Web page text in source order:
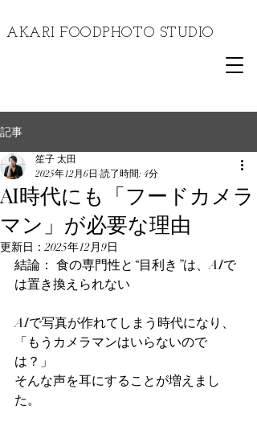
​AKARI FOODPHOTO STUDIO
記事
AI時代にも「フードカメラ
マン」が必要な理由
笙子 太田
2025年12月6日 読了時間: 4分
更新日：2025年12月9日
結論： 食の専門性と“目利き”は、AIで
は置き換えられない
AIで写真が作れてしまう時代になり、
「もうカメラマンはいらないので
は？」
そんな声を耳にすることが増えまし
た。